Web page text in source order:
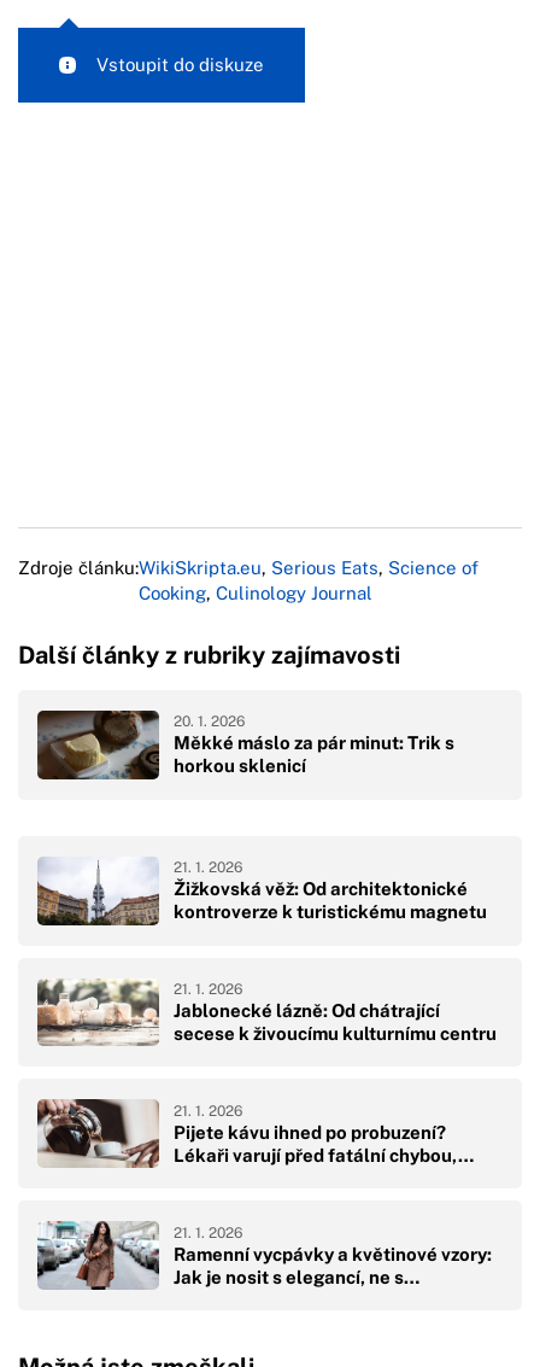
Vstoupit do diskuze
Zdroje článku:WikiSkripta.eu, Serious Eats, Science of
Cooking, Culinology Journal
Další články z rubriky zajímavosti
Měkké máslo za pár minut: Trik s
horkou sklenicí
20. 1. 2026
Žižkovská věž: Od architektonické
kontroverze k turistickému magnetu
21. 1. 2026
Jablonecké lázně: Od chátrající
secese k živoucímu kulturnímu centru
21. 1. 2026
Pijete kávu ihned po probuzení?
Lékaři varují před fatální chybou,…
21. 1. 2026
Ramenní vycpávky a květinové vzory:
Jak je nosit s elegancí, ne s…
21. 1. 2026